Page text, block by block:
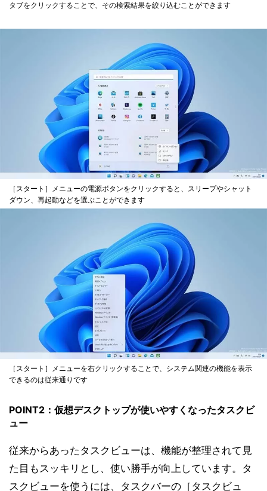
タブをクリックすることで、その検索結果を絞り込むことができます
［スタート］メニューの電源ボタンをクリックすると、スリープやシャット
ダウン、再起動などを選ぶことができます
［スタート］メニューを右クリックすることで、システム関連の機能を表示
できるのは従来通りです
POINT2：仮想デスクトップが使いやすくなったタスクビ
ュー
従来からあったタスクビューは、機能が整理されて見
た目もスッキリとし、使い勝手が向上しています。タ
スクビューを使うには、タスクバーの［タスクビュ